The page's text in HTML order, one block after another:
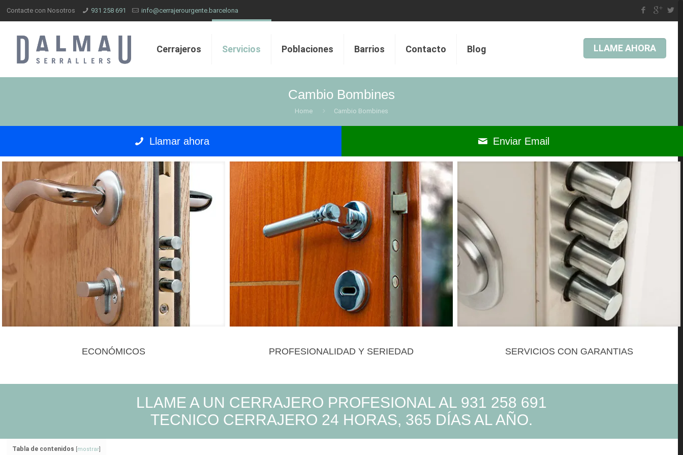
Contacte con Nosotros 931 258 691 info@cerrajerourgente.barcelona
Cerrajeros Servicios Poblaciones Barrios Contacto Blog LLAME AHORA
Cambio Bombines
Home Cambio Bombines
Llamar ahora Enviar Email
ECONÓMICOS PROFESIONALIDAD Y SERIEDAD SERVICIOS CON GARANTIAS
LLAME A UN CERRAJERO PROFESIONAL AL 931 258 691
TECNICO CERRAJERO 24 HORAS, 365 DÍAS AL AÑO.
Tabla de contenidos [mostrar]